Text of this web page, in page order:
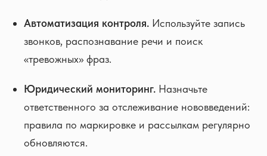
Автоматизация контроля. Используйте запись
звонков, распознавание речи и поиск
«тревожных» фраз.
Юридический мониторинг. Назначьте
ответственного за отслеживание нововведений:
правила по маркировке и рассылкам регулярно
обновляются.